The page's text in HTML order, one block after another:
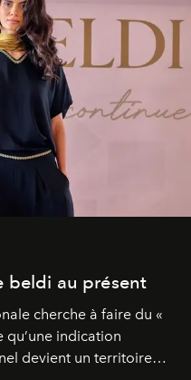
beldi au présent
cherche à faire du «
indication
devient un territoire